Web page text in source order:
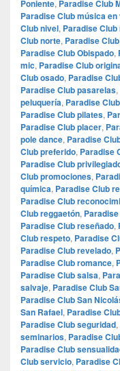
Poniente, Paradise Club
Paradise Club música
Club nivel, Paradise Club
Club norte, Paradise
Paradise Club Obispado,
mic, Paradise Club
Club osado, Paradise
Paradise Club pasarelas,
peluquería, Paradise
Paradise Club pilates,
Paradise Club placer,
pole dance, Paradise
Club preferido, Paradise
Paradise Club
Club promociones,
química, Paradise Club
Paradise Club
Club reggaetón,
Paradise Club reseñado,
Club respeto, Paradise
Paradise Club revelado,
Paradise Club romance,
Paradise Club salsa,
salvaje, Paradise Club
Paradise Club San
San Rafael, Paradise
Paradise Club seguridad,
seminarios, Paradise
Paradise Club
Club servicio, Paradise